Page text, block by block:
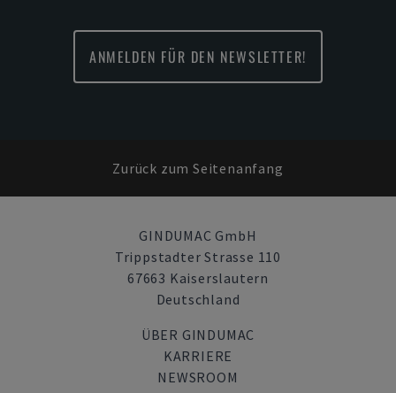
ANMELDEN FÜR DEN NEWSLETTER!
Zurück zum Seitenanfang
GINDUMAC GmbH
Trippstadter Strasse 110
67663 Kaiserslautern
Deutschland
ÜBER GINDUMAC
KARRIERE
NEWSROOM